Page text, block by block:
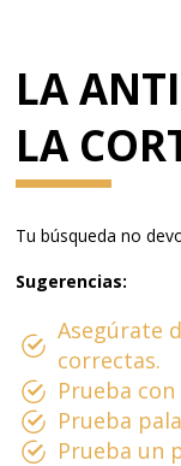
LA
LA
Tu búsqueda no
Sugerencias:
Asegúrate
correctas.
Prueba
Prueba
Prueba un